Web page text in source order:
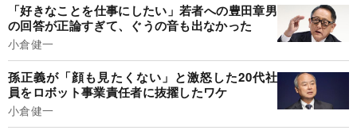
「好きなことを仕事にしたい」若者への豊田章男
の回答が正論すぎて、ぐうの音も出なかった
小倉健一
孫正義が「顔も見たくない」と激怒した20代社
員をロボット事業責任者に抜擢したワケ
小倉健一